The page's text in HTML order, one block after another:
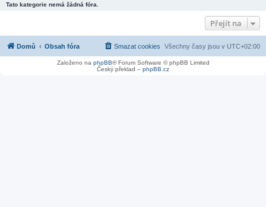
Tato kategorie nemá žádná fóra.
Přejít na
Domů Obsah fóra Všechny časy jsou v UTC+02:00
Smazat cookies
Založeno na phpBB® Forum Software © phpBB Limited
Český překlad – phpBB.cz